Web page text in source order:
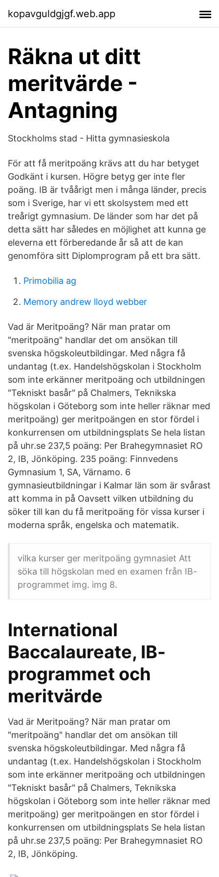
kopavguldgjgf.web.app
Räkna ut ditt
meritvärde -
Antagning
Stockholms stad - Hitta gymnasieskola
För att få meritpoäng krävs att du har betyget
Godkänt i kursen. Högre betyg ger inte fler
poäng. IB är tvåårigt men i många länder, precis
som i Sverige, har vi ett skolsystem med ett
treårigt gymnasium. De länder som har det på
detta sätt har således en möjlighet att kunna ge
eleverna ett förberedande år så att de kan
genomföra sitt Diplomprogram på ett bra sätt.
Primobilia ag
Memory andrew lloyd webber
Vad är Meritpoäng? När man pratar om
"meritpoäng" handlar det om ansökan till
svenska högskoleutbildingar. Med några få
undantag (t.ex. Handelshögskolan i Stockholm
som inte erkänner meritpoäng och utbildningen
"Tekniskt basår" på Chalmers, Teknikska
högskolan i Göteborg som inte heller räknar med
meritpoäng) ger meritpoängen en stor fördel i
konkurrensen om utbildningsplats Se hela listan
på uhr.se 237,5 poäng: Per Brahegymnasiet RO
2, IB, Jönköping. 235 poäng: Finnvedens
Gymnasium 1, SA, Värnamo. 6
gymnasieutbildningar i Kalmar län som är svårast
att komma in på Oavsett vilken utbildning du
söker till kan du få meritpoäng för vissa kurser i
moderna språk, engelska och matematik.
vilka kurser ger meritpoäng gymnasiet Att
söka till högskolan med en examen från IB-
programmet img. img 8.
International
Baccalaureate, IB-
programmet och
meritvärde
Vad är Meritpoäng? När man pratar om
"meritpoäng" handlar det om ansökan till
svenska högskoleutbildingar. Med några få
undantag (t.ex. Handelshögskolan i Stockholm
som inte erkänner meritpoäng och utbildningen
"Tekniskt basår" på Chalmers, Teknikska
högskolan i Göteborg som inte heller räknar med
meritpoäng) ger meritpoängen en stor fördel i
konkurrensen om utbildningsplats Se hela listan
på uhr.se 237,5 poäng: Per Brahegymnasiet RO
2, IB, Jönköping.